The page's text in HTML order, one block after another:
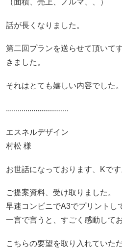
（面積、売上、ノルマ、、）
話が長くなりました。
第二回プランを送らせて頂いて
きました。
それはとても嬉しい内容でした。
................................
エスネルデザイン
村松 様
お世話になっております、Kです
ご提案資料、受け取りました。
早速コンビニでA3でプリントし
一言で言うと、すごく感動して
こちらの要望を取り入れていた